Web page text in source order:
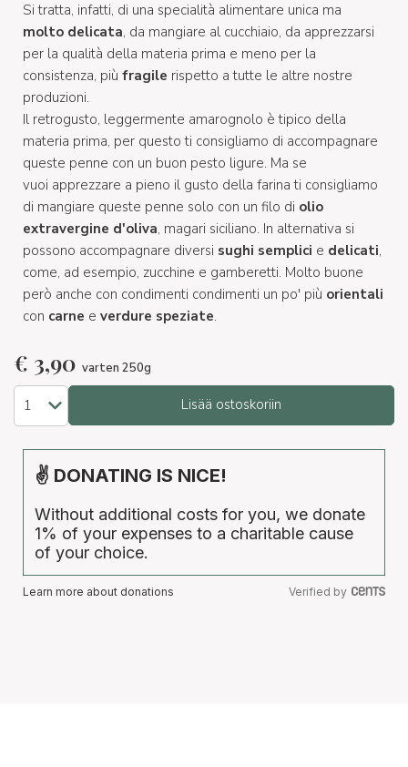
Si tratta, infatti, di una specialità alimentare unica ma
molto delicata, da mangiare al cucchiaio, da apprezzarsi
per la qualità della materia prima e meno per la
consistenza, più fragile rispetto a tutte le altre nostre
produzioni.
Il retrogusto, leggermente amarognolo è tipico della
materia prima, per questo ti consigliamo di accompagnare
queste penne con un buon pesto ligure. Ma se
vuoi apprezzare a pieno il gusto della farina ti consigliamo
di mangiare queste penne solo con un filo di olio
extravergine d'oliva, magari siciliano. In alternativa si
possono accompagnare diversi sughi semplici e delicati,
come, ad esempio, zucchine e gamberetti. Molto buone
però anche con condimenti condimenti un po' più orientali
con carne e verdure speziate.
€ 3,90 varten 250g
Lisää ostoskoriin
✌ DONATING IS NICE!
Without additional costs for you, we donate
1% of your expenses to a charitable cause
of your choice.
Learn more about donations Verified by